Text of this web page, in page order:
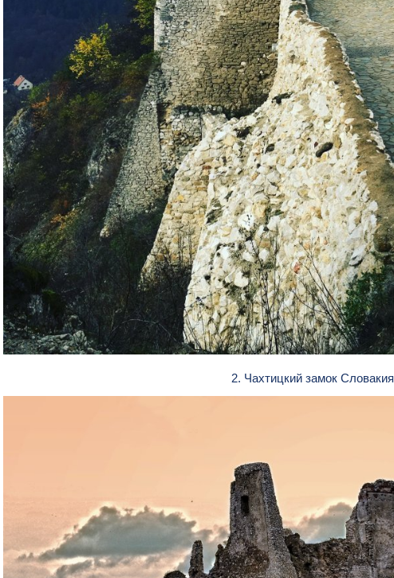
2. Чахтицкий замок Словакия